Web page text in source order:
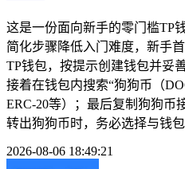
这是一份面向新手的零门槛TP
简化步骤降低入门难度，新手
TP钱包，按提示创建钱包并妥
接着在钱包内搜索“狗狗币（
ERC-20等）；最后复制狗狗币
转出狗狗币时，务必选择与钱
2026-08-06 18:49:21